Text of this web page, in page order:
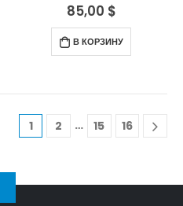
0out of 5
85,00 $
В КОРЗИНУ
1 2 … 15 16